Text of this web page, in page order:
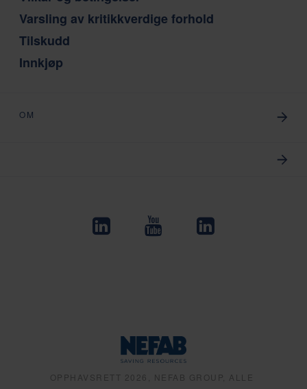
Varsling av kritikkverdige forhold
Tilskudd
Innkjøp
OM
OPPHAVSRETT 2026, NEFAB GROUP, ALLE